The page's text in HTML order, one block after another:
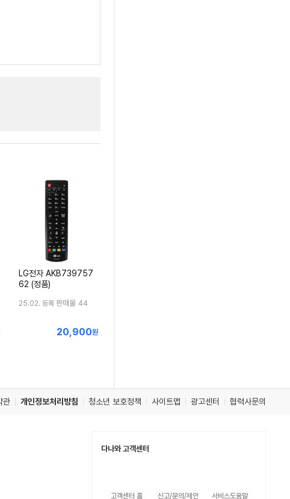
LG전자 AKB739757
62 (정품)
25.02. 등록 판매몰 44
최
20,900원
관 개인정보처리방침 청소년 보호정책 사이트맵 광고센터 협력사문의
다나와 고객센터
고객센터 홈 신고/문의/제안 서비스도움말